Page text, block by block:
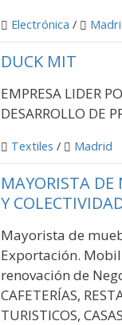
Electrónica /
DUCK MIT
EMPRESA LIDER
DESARROLLO DE
Textiles / Madrid
MAYORISTA DE
Y
Mayorista de
Exportación.
renovación de
CAFETERÍAS,
TURISTICOS,